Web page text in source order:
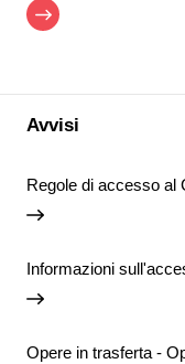
Avvisi
Regole di accesso al
Informazioni
Opere in trasferta -